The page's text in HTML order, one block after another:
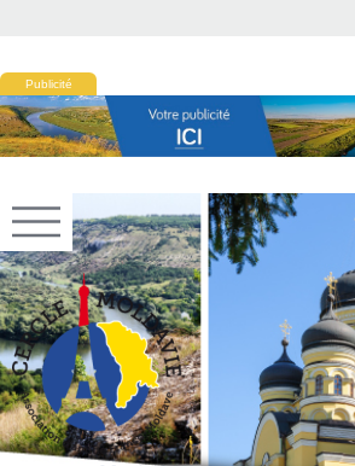
Publicité